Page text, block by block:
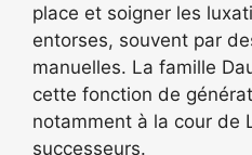
place et soigner les
entorses, souvent par
manuelles. La famille
cette fonction de
notamment à la cour de
successeurs.